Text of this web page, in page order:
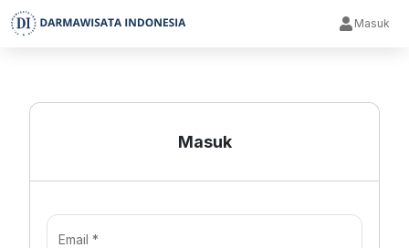
Masuk
Masuk
Email *